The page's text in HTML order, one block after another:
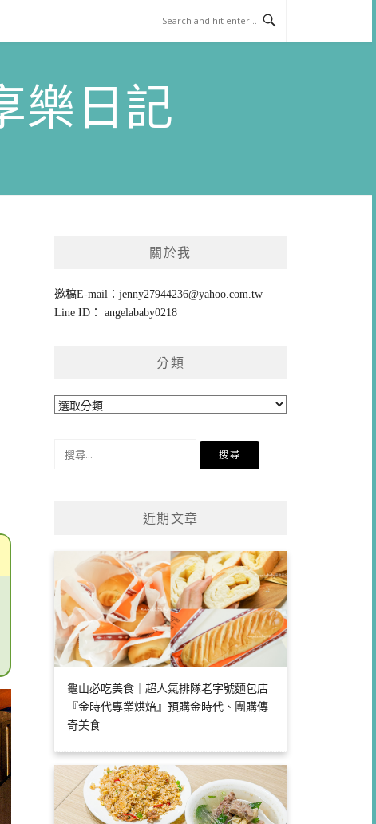
樂日記
關於我
邀稿E-mail：jenny27944236@yahoo.com.tw
Line ID： angelababy0218
分類
分
近期文章
龜山必吃美食｜超人氣排隊老字號麵包店
『金時代專業烘焙』預購金時代、團購傳
奇美食